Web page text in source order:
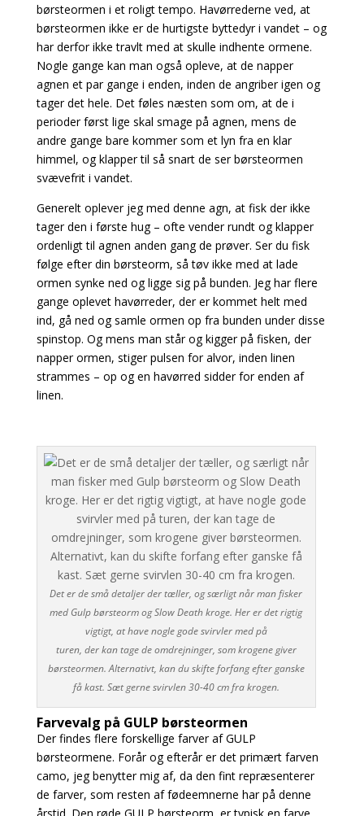
børsteormen i et roligt tempo. Havørrederne ved, at
børsteormen ikke er de hurtigste byttedyr i vandet – og
har derfor ikke travlt med at skulle indhente ormene.
Nogle gange kan man også opleve, at de napper
agnen et par gange i enden, inden de angriber igen og
tager det hele. Det føles næsten som om, at de i
perioder først lige skal smage på agnen, mens de
andre gange bare kommer som et lyn fra en klar
himmel, og klapper til så snart de ser børsteormen
svævefrit i vandet.
Generelt oplever jeg med denne agn, at fisk der ikke
tager den i første hug – ofte vender rundt og klapper
ordenligt til agnen anden gang de prøver. Ser du fisk
følge efter din børsteorm, så tøv ikke med at lade
ormen synke ned og ligge sig på bunden. Jeg har flere
gange oplevet havørreder, der er kommet helt med
ind, gå ned og samle ormen op fra bunden under disse
spinstop. Og mens man står og kigger på fisken, der
napper ormen, stiger pulsen for alvor, inden linen
strammes – op og en havørred sidder for enden af
linen.
Det er de små detaljer der tæller, og særligt når man fisker
med Gulp børsteorm og Slow Death kroge. Her er det rigtig
vigtigt, at have nogle gode svirvler med på
turen, der kan tage de omdrejninger, som krogene giver
børsteormen. Alternativt, kan du skifte forfang efter ganske
få kast. Sæt gerne svirvlen 30-40 cm fra krogen.
Farvevalg på GULP børsteormen
Der findes flere forskellige farver af GULP
børsteormene. Forår og efterår er det primært farven
camo, jeg benytter mig af, da den fint repræsenterer
de farver, som resten af fødeemnerne har på denne